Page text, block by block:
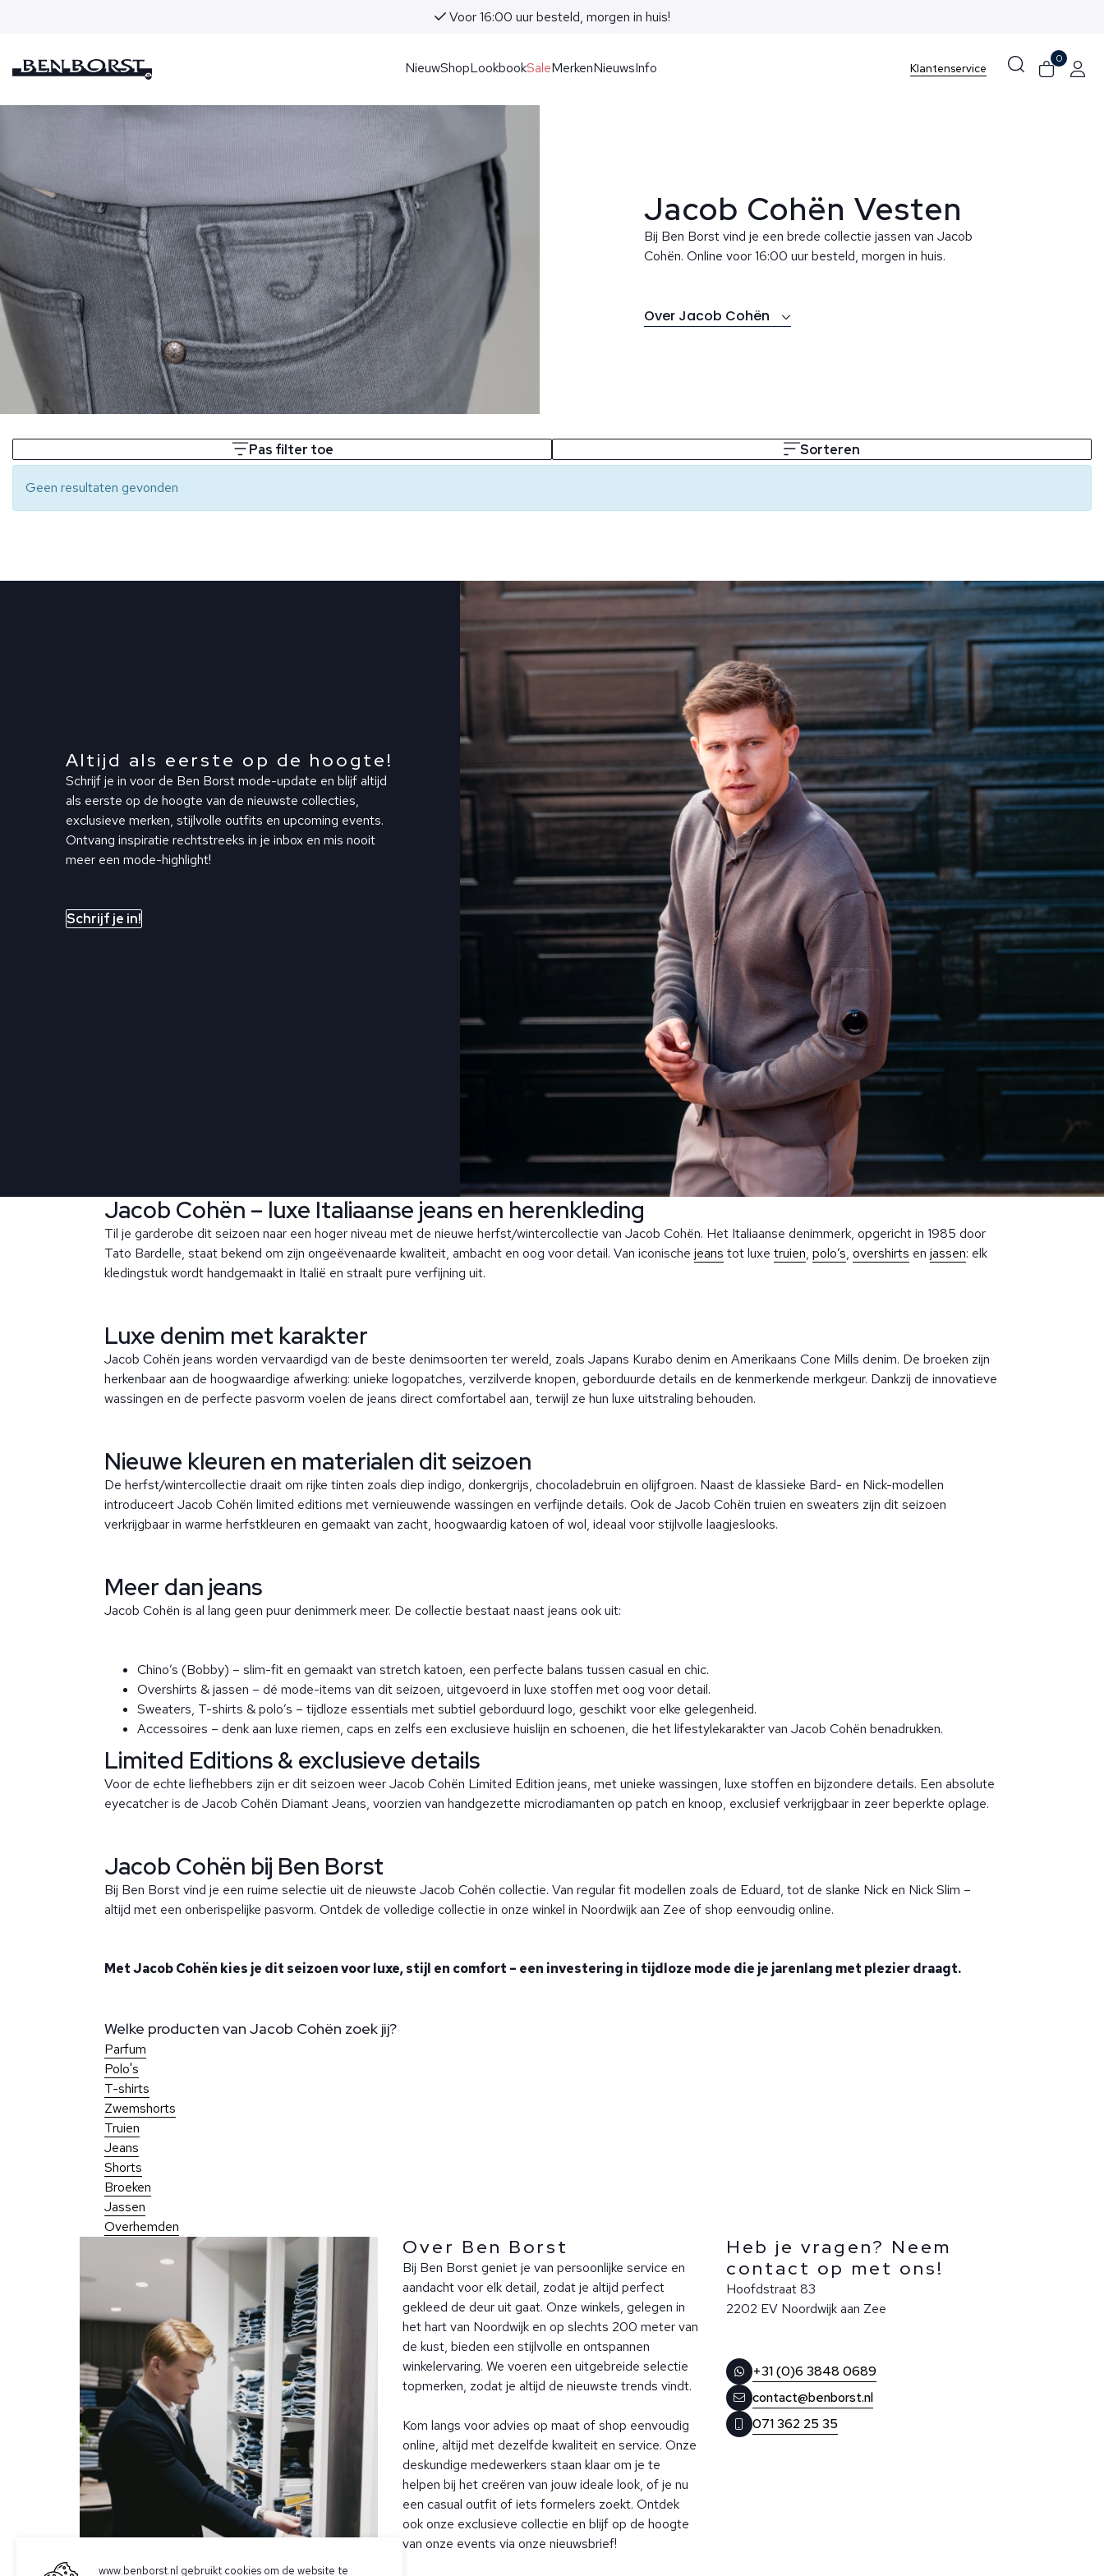
Voor 16:00 uur besteld, morgen in huis!
NieuwShopLookbookSaleMerkenNieuwsInfo Klantenservice
0
Jacob Cohën Vesten
Bij Ben Borst vind je een brede collectie jassen van Jacob
Cohën. Online voor 16:00 uur besteld, morgen in huis.
Over Jacob Cohën
Pas filter toe Sorteren
Geen resultaten gevonden
Altijd als eerste op de hoogte!
Schrijf je in voor de Ben Borst mode-update en blijf altijd
als eerste op de hoogte van de nieuwste collecties,
exclusieve merken, stijlvolle outfits en upcoming events.
Ontvang inspiratie rechtstreeks in je inbox en mis nooit
meer een mode-highlight!
Schrijf je in!
Jacob Cohën – luxe Italiaanse jeans en herenkleding
Til je garderobe dit seizoen naar een hoger niveau met de nieuwe herfst/wintercollectie van Jacob Cohën. Het Italiaanse denimmerk, opgericht in 1985 door
Tato Bardelle, staat bekend om zijn ongeëvenaarde kwaliteit, ambacht en oog voor detail. Van iconische jeans tot luxe truien, polo’s, overshirts en jassen: elk
kledingstuk wordt handgemaakt in Italië en straalt pure verfijning uit.
Luxe denim met karakter
Jacob Cohën jeans worden vervaardigd van de beste denimsoorten ter wereld, zoals Japans Kurabo denim en Amerikaans Cone Mills denim. De broeken zijn
herkenbaar aan de hoogwaardige afwerking: unieke logopatches, verzilverde knopen, geborduurde details en de kenmerkende merkgeur. Dankzij de innovatieve
wassingen en de perfecte pasvorm voelen de jeans direct comfortabel aan, terwijl ze hun luxe uitstraling behouden.
Nieuwe kleuren en materialen dit seizoen
De herfst/wintercollectie draait om rijke tinten zoals diep indigo, donkergrijs, chocoladebruin en olijfgroen. Naast de klassieke Bard- en Nick-modellen
introduceert Jacob Cohën limited editions met vernieuwende wassingen en verfijnde details. Ook de Jacob Cohën truien en sweaters zijn dit seizoen
verkrijgbaar in warme herfstkleuren en gemaakt van zacht, hoogwaardig katoen of wol, ideaal voor stijlvolle laagjeslooks.
Meer dan jeans
Jacob Cohën is al lang geen puur denimmerk meer. De collectie bestaat naast jeans ook uit:
Chino’s (Bobby) – slim-fit en gemaakt van stretch katoen, een perfecte balans tussen casual en chic.
Overshirts & jassen – dé mode-items van dit seizoen, uitgevoerd in luxe stoffen met oog voor detail.
Sweaters, T-shirts & polo’s – tijdloze essentials met subtiel geborduurd logo, geschikt voor elke gelegenheid.
Accessoires – denk aan luxe riemen, caps en zelfs een exclusieve huislijn en schoenen, die het lifestylekarakter van Jacob Cohën benadrukken.
Limited Editions & exclusieve details
Voor de echte liefhebbers zijn er dit seizoen weer Jacob Cohën Limited Edition jeans, met unieke wassingen, luxe stoffen en bijzondere details. Een absolute
eyecatcher is de Jacob Cohën Diamant Jeans, voorzien van handgezette microdiamanten op patch en knoop, exclusief verkrijgbaar in zeer beperkte oplage.
Jacob Cohën bij Ben Borst
Bij Ben Borst vind je een ruime selectie uit de nieuwste Jacob Cohën collectie. Van regular fit modellen zoals de Eduard, tot de slanke Nick en Nick Slim –
altijd met een onberispelijke pasvorm. Ontdek de volledige collectie in onze winkel in Noordwijk aan Zee of shop eenvoudig online.
Met Jacob Cohën kies je dit seizoen voor luxe, stijl en comfort – een investering in tijdloze mode die je jarenlang met plezier draagt.
Welke producten van Jacob Cohën zoek jij?
Parfum
Polo's
T-shirts
Zwemshorts
Truien
Jeans
Shorts
Broeken
Jassen
Overhemden
Over Ben Borst
Bij Ben Borst geniet je van persoonlijke service en
aandacht voor elk detail, zodat je altijd perfect
gekleed de deur uit gaat. Onze winkels, gelegen in
het hart van Noordwijk en op slechts 200 meter van
de kust, bieden een stijlvolle en ontspannen
winkelervaring. We voeren een uitgebreide selectie
topmerken, zodat je altijd de nieuwste trends vindt.
Kom langs voor advies op maat of shop eenvoudig
online, altijd met dezelfde kwaliteit en service. Onze
deskundige medewerkers staan klaar om je te
helpen bij het creëren van jouw ideale look, of je nu
een casual outfit of iets formelers zoekt. Ontdek
ook onze exclusieve collectie en blijf op de hoogte
van onze events via onze nieuwsbrief!
Heb je vragen? Neem
contact op met ons!
Hoofdstraat 83
2202 EV Noordwijk aan Zee
+31 (0)6 3848 0689
contact@benborst.nl
071 362 25 35
www.benborst.nl gebruikt cookies om de website te